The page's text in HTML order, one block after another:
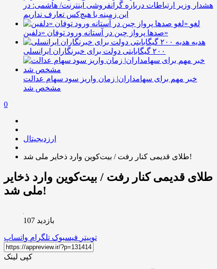
هشدار وزیر ارتباطات درباره گرانفروشی اینترنت/ هاشمی: در
این زمینه با هیچ‌کس تعارف نداریم
لغو
صدها پرواز چین در آستانه ورود توفان «دلفین»
هدیه
۲۰۰ گیگابایتی دولت برای خبرنگاران ایرانسلی
خبر مهم برای سهامداران| زمان واریز سود سهام عدالت
مشخص شد
0
ارزدیجیتال
طلای قدیمی کنار رفت / بیت‌کوین وارد ذخایر ملی شد!
طلای قدیمی کنار رفت / بیت‌کوین وارد ذخایر
ملی شد!
بازدید 107
توییتر فیسبوک تلگرام واتساپ
کپی لینک